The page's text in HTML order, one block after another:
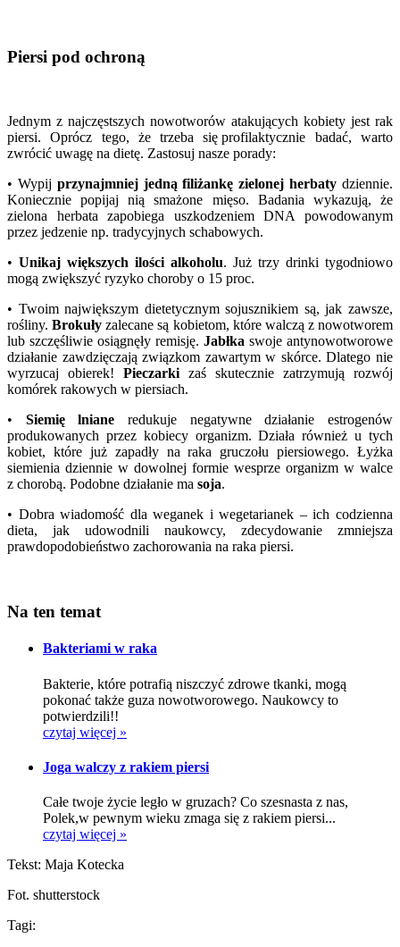
Piersi pod ochroną
Jednym z najczęstszych nowotworów atakujących kobiety jest rak
piersi. Oprócz tego, że trzeba się profilaktycznie badać, warto
zwrócić uwagę na dietę. Zastosuj nasze porady:
• Wypij przynajmniej jedną filiżankę zielonej herbaty dziennie.
Koniecznie popijaj nią smażone mięso. Badania wykazują, że
zielona herbata zapobiega uszkodzeniem DNA powodowanym
przez jedzenie np. tradycyjnych schabowych.
• Unikaj większych ilości alkoholu. Już trzy drinki tygodniowo
mogą zwiększyć ryzyko choroby o 15 proc.
• Twoim największym dietetycznym sojusznikiem są, jak zawsze,
rośliny.Brokuły zalecane są kobietom, które walczą z nowotworem
lub szczęśliwie osiągnęły remisję. Jabłka swoje antynowotworowe
działanie zawdzięczają związkom zawartym w skórce. Dlatego nie
wyrzucaj obierek! Pieczarki zaś skutecznie zatrzymują rozwój
komórek rakowych w piersiach.
• Siemię lniane redukuje negatywne działanie estrogenów
produkowanych przez kobiecy organizm. Działa również u tych
kobiet, które już zapadły na raka gruczołu piersiowego. Łyżka
siemienia dziennie w dowolnej formie wesprze organizm w walce
z chorobą. Podobne działanie ma soja.
• Dobra wiadomość dla weganek i wegetarianek – ich codzienna
dieta, jak udowodnili naukowcy, zdecydowanie zmniejsza
prawdopodobieństwo zachorowania na raka piersi.
Na ten temat
Bakteriami w raka
Bakterie, które potrafią niszczyć zdrowe tkanki, mogą
pokonać także guza nowotworowego. Naukowcy to
potwierdzili!!
czytaj więcej »
Joga walczy z rakiem piersi
Całe twoje życie legło w gruzach? Co szesnasta z nas,
Polek,w pewnym wieku zmaga się z rakiem piersi...
czytaj więcej »
Tekst: Maja Kotecka
Fot. shutterstock
Tagi: